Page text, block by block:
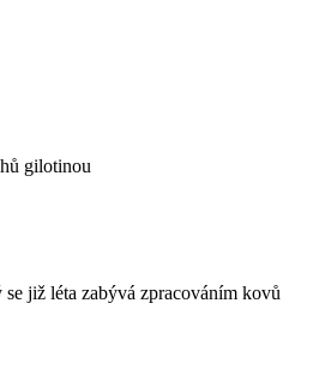
gilotinou
již léta zabývá zpracováním kovů